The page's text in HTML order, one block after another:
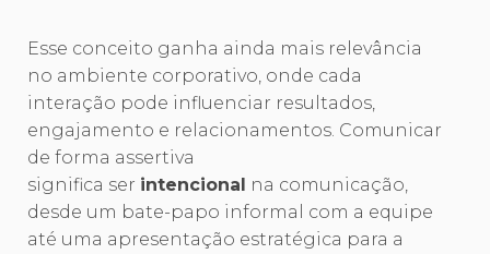
Esse conceito ganha ainda mais relevância
no ambiente corporativo, onde cada
interação pode influenciar resultados,
engajamento e relacionamentos. Comunicar
de forma assertiva
significa ser intencional na comunicação,
desde um bate-papo informal com a equipe
até uma apresentação estratégica para a